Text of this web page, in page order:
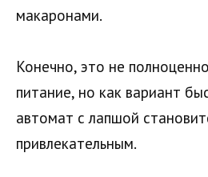
макаронами.
Конечно, это не
питание, но как вариант
автомат с лапшой
привлекательным.